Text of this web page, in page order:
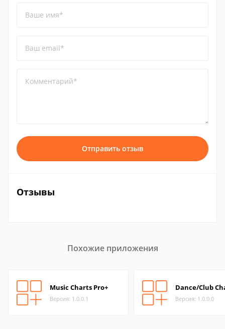
Ваше имя*
Ваш email*
Комментарий*
Отправить отзыв
Отзывы
Похожие приложения
Music Charts Pro+
Версия: 1.0.0.1
Dance/Club
Версия: 1.0.0.0